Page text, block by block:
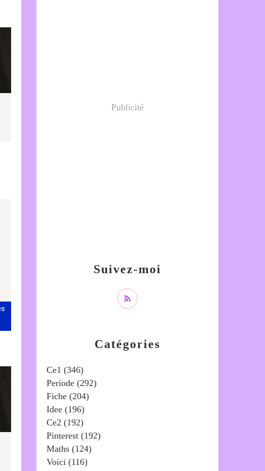
Catégories
Ce1 (346)
Periode (292)
Fiche (204)
Idee (196)
Ce2 (192)
Pinterest (192)
Maths (124)
Voici (116)
Suivez-moi
Publicité